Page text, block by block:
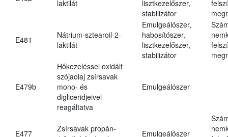
laktilát
lisztkezelőszer,
stabilizátor
E481
Nátrium-sztearoil-2-
laktilát
Emulgeálószer,
habosítószer,
lisztkezelőszer,
stabilizátor
E479b
Hőkezeléssel oxidált
szójaolaj zsírsavak
mono- és
digliceridjeivel
reagáltatva
Emulgeálószer
E477
Zsírsavak propán-
Emulgeálószer